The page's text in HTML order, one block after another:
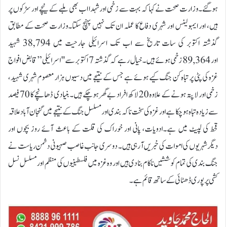
ہوگئے۔وزارت صحت نے کہا کہ بہت سے زخمی اور شہدا اب بھی ملبے کے نیچے اور سڑکوں پر
ہیں، اور ایمبولینس اور شہری دفاع کا عملہ ان تک نہیں پہنچ سکتا۔وزارت صحت کے مطابق
گذشتہ اکتوبر کی سات تاریخ سے اب تک اسرائیلی جارحیت میں 38,794 شہید
اور 89,364 زخمی ہوئے ہیں۔خیال رہے کہ گذشتہ 7 اکتوبر سے "اسرائیلی” قابض افواج
غزہ کی پٹی پر تباہ کن جنگ کیے ہوئے ہے جس کے نتیجے میں دسیوں ہزار معصوم شہری شہید،
زخمی اور لاپتہ ہونے کے علاوہ 20 لاکھ افراد بے گھرہوچکے ہیں۔ بنیادی ڈھانچے کا 70 فیصد
سے زیادہ تباہ ہوچکا ہے اور غزہ کی سخت ناکہ بندی اور مسلسل جنگ کے نتیجے میں گنجان آباد علاقہ
قحط کی لپیٹ میں ہے۔ادویات، پانی اور خوراک کی قلت کے باعث آئے روز بچوں اور
دیگرشہریوں کی اموات کی خبریں آ رہی ہیں۔ دوسری جانب غاصب صہیونی دشمن ریاست نے
جنگ بندی کی تمام کوششیں ناکام بنا دی ہیں اور وہ غزہ میں فلسطینیوں کی منظم اور مسلسل نسل
کشی پر پوری ڈھٹائی کے ساتھ قائم ہے۔